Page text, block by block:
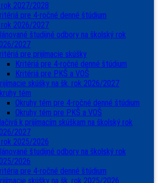
2027/2028
pre 4-ročné denné štúdium
rok 2026/2027
študijné odbory na školský rok
2027
pre prijímacie skúšky
Kritériá pre 4-ročné denné štúdium
Kritériá pre PKŠ a VOŠ
skúšky na šk. rok 2026/2027
tém
Okruhy tém pre 4-ročné denné štúdium
Okruhy tém pre PKŠ a VOŠ
k prijímacím skúškam na školský rok
2027
2025/2026
študijné odbory na školský rok
2026
pre 4-ročné denné štúdium
skúšky na šk. rok 2025/2026